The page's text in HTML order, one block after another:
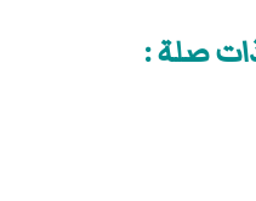
صلة :